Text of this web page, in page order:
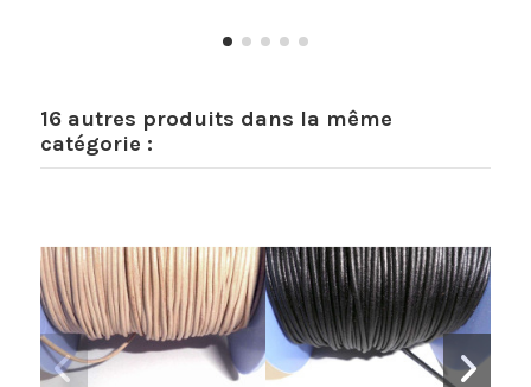
16 autres produits dans la même
catégorie :